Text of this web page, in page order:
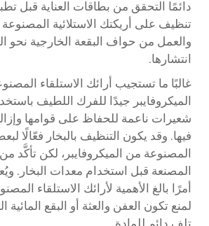
دائمًا التحقق من بطاقات العناية قبل
تنظيف على أريكتك الاستلائية
والعمل من حواف البقعة الخارجية نحو
انتشارها.
غالبًا ما تستجيب أرائك الاستلقاء
الميكروفايبر جيدًا للفرك اللطيف
شعيرات ناعمة للحفاظ على قوامها
فيها. وقد يكون التنظيف بالبخار فعّالًا
المصنوعة من الميكروفايبر، لكن تأكَّد
المصنعة قبل استخدام معدات البخار.
أمرًا بالغ الأهمية لأرائك الاستلقاء
لمنع تكون العفن والعثة أو البقع
تلف دائم للمادة.